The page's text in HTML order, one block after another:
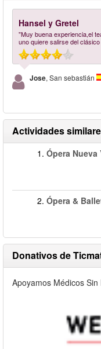
Hansel y Gretel
"Muy buena experiencia,el
uno quiere salirse del
Jose, San sebastián
Actividades
1. Ópera Nueva
2. Ópera &
Donativos de
Apoyamos Médicos